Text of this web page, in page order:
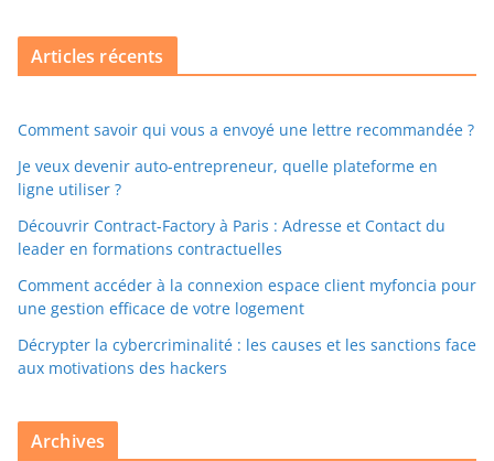
Articles récents
Comment savoir qui vous a envoyé une lettre recommandée ?
Je veux devenir auto-entrepreneur, quelle plateforme en
ligne utiliser ?
Découvrir Contract-Factory à Paris : Adresse et Contact du
leader en formations contractuelles
Comment accéder à la connexion espace client myfoncia pour
une gestion efficace de votre logement
Décrypter la cybercriminalité : les causes et les sanctions face
aux motivations des hackers
Archives